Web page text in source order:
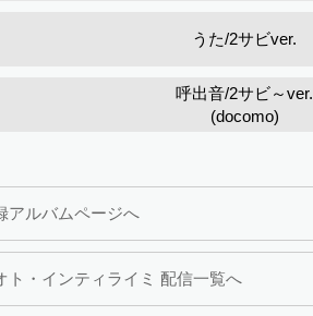
うた/2サビver.
呼出音/2サビ～ver.
(docomo)
アルバムページへ
ト・インティライミ 配信一覧へ